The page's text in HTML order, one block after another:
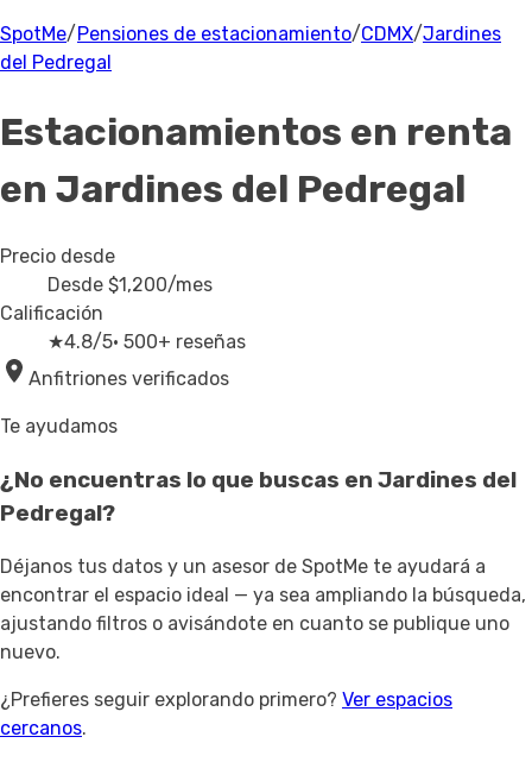
SpotMe/ Pensiones de estacionamiento/CDMX/Jardines
del Pedregal
Estacionamientos en renta
en Jardines del Pedregal
Precio desde
Desde $1,200/mes
Calificación
★4.8/5· 500+ reseñas
Anfitriones verificados
Te ayudamos
¿No encuentras lo que buscas en Jardines del
Pedregal?
Déjanos tus datos y un asesor de SpotMe te ayudará a
encontrar el espacio ideal — ya sea ampliando la búsqueda,
ajustando filtros o avisándote en cuanto se publique uno
nuevo.
¿Prefieres seguir explorando primero? Ver espacios
cercanos.